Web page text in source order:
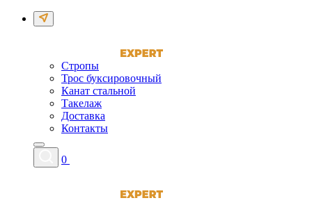
Стропы
Трос буксировочный
Канат стальной
Такелаж
Доставка
Контакты
0